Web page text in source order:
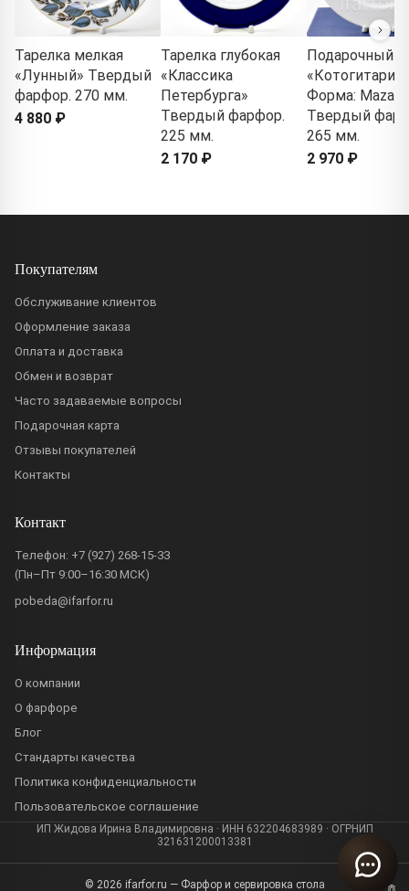
Тарелка мелкая
«Лунный» Твердый
фарфор. 270 мм.
4 880 ₽
Тарелка глубокая
«Классика
Петербурга»
Твердый фарфор.
225 мм.
2 170 ₽
Подарочный
Форма:
Твердый
265 мм.
2 970 ₽
Покупателям
Обслуживание клиентов
Оформление заказа
Оплата и доставка
Обмен и возврат
Часто задаваемые вопросы
Подарочная карта
Отзывы покупателей
Контакты
Контакт
Телефон: +7 (927) 268-15-33
(Пн–Пт 9:00–16:30 МСК)
pobeda@ifarfor.ru
Информация
О компании
О фарфоре
Блог
Стандарты качества
Политика конфиденциальности
Пользовательское соглашение
ИП Жидова Ирина Владимировна · ИНН 632204683989 · ОГРНИП
321631200013381
© 2026 ifarfor.ru — Фарфор и сервировка стола